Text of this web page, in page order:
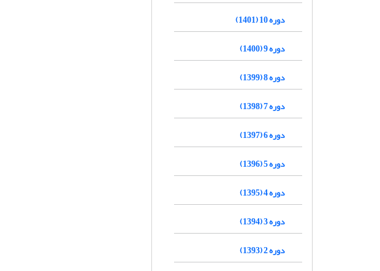
دوره 10 (1401)
دوره 9 (1400)
دوره 8 (1399)
دوره 7 (1398)
دوره 6 (1397)
دوره 5 (1396)
دوره 4 (1395)
دوره 3 (1394)
دوره 2 (1393)